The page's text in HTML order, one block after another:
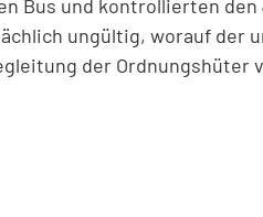
Bus und kontrollierten
ungültig, worauf der
der Ordnungshüter